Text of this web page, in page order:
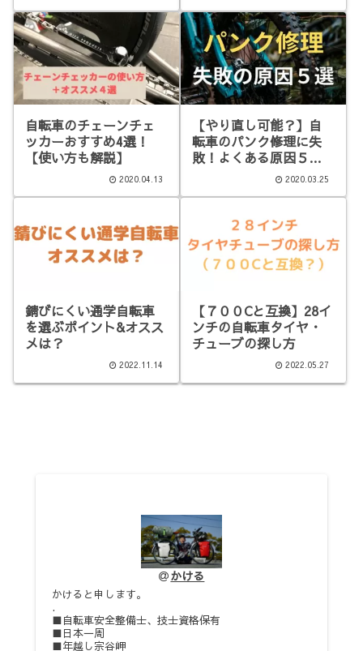
自転車のチェーンチェ
ッカーおすすめ4選！
【使い方も解説】
2020.04.13
【やり直し可能？】自
転車のパンク修理に失
敗！よくある原因５選
2020.03.25
錆びにくい通学自転車
を選ぶポイント&オスス
メは？
2022.11.14
【７００Cと互換】28イ
ンチの自転車タイヤ・
チューブの探し方
2022.05.27
かける
かけると申します。
.
■自転車安全整備士、技士資格保有
■日本一周
■年越し宗谷岬